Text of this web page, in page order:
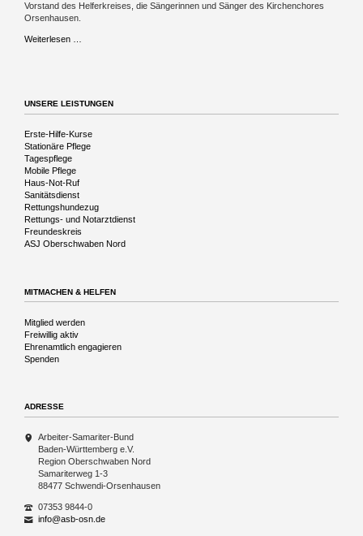
Vorstand des Helferkreises, die Sängerinnen und Sänger des Kirchenchores
Orsenhausen.
Weiterlesen …
UNSERE LEISTUNGEN
Navigation
überspringen
Erste-Hilfe-Kurse
Stationäre Pflege
Tagespflege
Mobile Pflege
Haus-Not-Ruf
Sanitätsdienst
Rettungshundezug
Rettungs- und Notarztdienst
Freundeskreis
ASJ Oberschwaben Nord
MITMACHEN & HELFEN
Navigation
überspringen
Mitglied werden
Freiwillig aktiv
Ehrenamtlich engagieren
Spenden
ADRESSE
Arbeiter-Samariter-Bund
Baden-Württemberg e.V.
Region Oberschwaben Nord
Samariterweg 1-3
88477 Schwendi-Orsenhausen
07353 9844-0
info@asb-osn.de